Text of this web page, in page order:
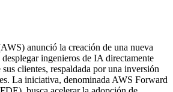
anunció la creación de una nueva
ingenieros de IA directamente
clientes, respaldada por una inversión
La iniciativa, denominada AWS Forward